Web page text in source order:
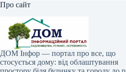
Про сайт
ДОМ Інфор — портал про все, що
стосується дому: від облаштування